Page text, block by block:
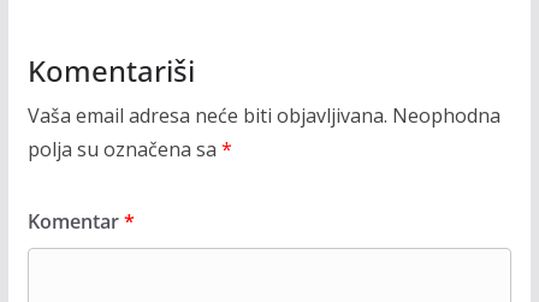
Komentariši
Vaša email adresa neće biti objavljivana. Neophodna
polja su označena sa *
Komentar*